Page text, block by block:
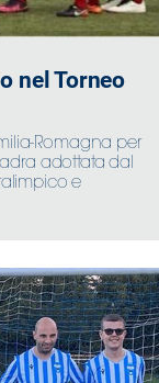
nel Torneo
Romagna per
adottata dal
e